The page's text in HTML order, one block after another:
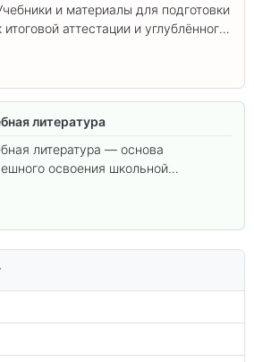
и материалы для подготовки
итоговой аттестации и углублённого
литература
литература — основа
освоения школьной